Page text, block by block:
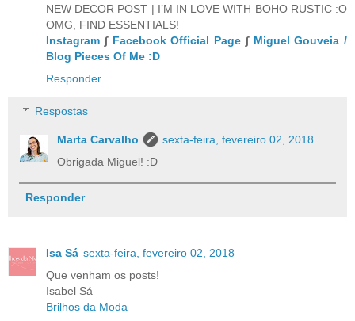
NEW DECOR POST | I’M IN LOVE WITH BOHO RUSTIC :O
OMG, FIND ESSENTIALS!
Instagram ∫ Facebook Official Page ∫ Miguel Gouveia /
Blog Pieces Of Me :D
Responder
Respostas
Marta Carvalho
sexta-feira, fevereiro 02, 2018
Obrigada Miguel! :D
Responder
Isa Sá sexta-feira, fevereiro 02, 2018
Que venham os posts!
Isabel Sá
Brilhos da Moda